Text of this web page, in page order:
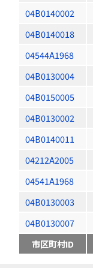
04B0140002
04B0140018
04544A1968
04B0130004
04B0150005
04B0130002
04B0140011
04212A2005
04541A1968
04B0130003
04B0130007
市区町村ID